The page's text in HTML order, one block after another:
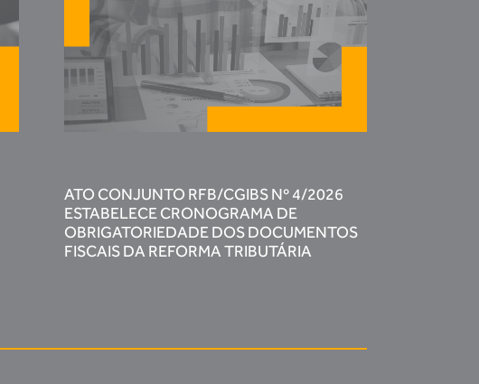
ATO CONJUNTO RFB/CGIBS Nº 4/2026
ESTABELECE CRONOGRAMA DE
OBRIGATORIEDADE DOS DOCUMENTOS
FISCAIS DA REFORMA TRIBUTÁRIA